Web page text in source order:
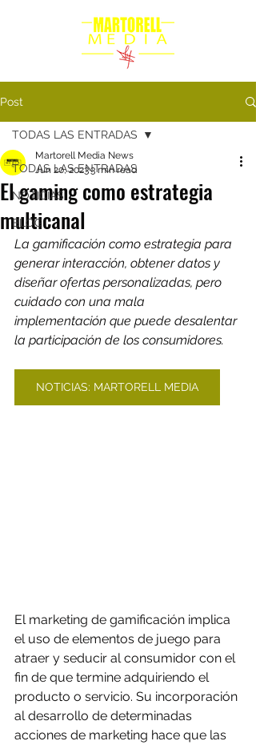
Post
TODAS LAS ENTRADAS
NOTICIAS
BLOG
TODAS LAS ENTRADAS
El gaming como estrategia
multicanal
Martorell Media News
Jun 20, 20233 min read
La gamificación como estrategia para
generar interacción, obtener datos y
diseñar ofertas personalizadas, pero
cuidado con una mala
implementación que puede desalentar
la participación de los consumidores.
NOTICIAS: MARTORELL MEDIA
El marketing de gamificación implica
el uso de elementos de juego para
atraer y seducir al consumidor con el
fin de que termine adquiriendo el
producto o servicio. Su incorporación
al desarrollo de determinadas
acciones de marketing hace que las